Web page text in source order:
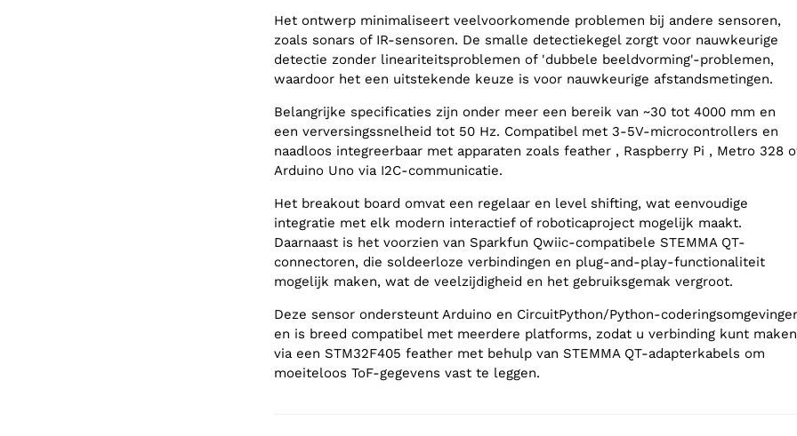
Het ontwerp minimaliseert veelvoorkomende problemen bij andere sensoren,
zoals sonars of IR-sensoren. De smalle detectiekegel zorgt voor nauwkeurige
detectie zonder lineariteitsproblemen of 'dubbele beeldvorming'-problemen,
waardoor het een uitstekende keuze is voor nauwkeurige afstandsmetingen.
Belangrijke specificaties zijn onder meer een bereik van ~30 tot 4000 mm en
een verversingssnelheid tot 50 Hz. Compatibel met 3-5V-microcontrollers en
naadloos integreerbaar met apparaten zoals feather , Raspberry Pi , Metro 328
Arduino Uno via I2C-communicatie.
Het breakout board omvat een regelaar en level shifting, wat eenvoudige
integratie met elk modern interactief of roboticaproject mogelijk maakt.
Daarnaast is het voorzien van Sparkfun Qwiic-compatibele STEMMA QT-
connectoren, die soldeerloze verbindingen en plug-and-play-functionaliteit
mogelijk maken, wat de veelzijdigheid en het gebruiksgemak vergroot.
Deze sensor ondersteunt Arduino en CircuitPython/Python-
en is breed compatibel met meerdere platforms, zodat u verbinding kunt maken
via een STM32F405 feather met behulp van STEMMA QT-adapterkabels om
moeiteloos ToF-gegevens vast te leggen.